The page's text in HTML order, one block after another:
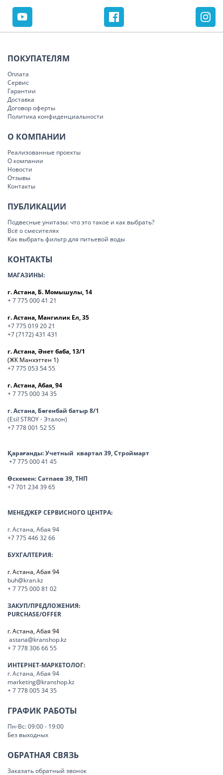
ПОКУПАТЕЛЯМ
Оплата
Сервис
Гарантии
Доставка
Договор оферты
Политика конфиденциальности
О КОМПАНИИ
Реализованные проекты
О компании
Новости
Отзывы
Контакты
ПУБЛИКАЦИИ
Подвесные унитазы: что это такое и как выбрать?
Всё о смесителях
Как выбрать фильтр для питьевой воды
КОНТАКТЫ
МАГАЗИНЫ:
г. Астана, Б. Момышулы, 14
+ 7 775 000 41 21
г. Астана, Мангилик Ел, 35
+7 775 019 20 21
+7 (7172) 431 431
г. Астана, Әнет баба, 13/1
(ЖК Манхэттен 1)
+7 775 053 54 55
г. Астана, Абая, 94
+ 7 775 000 34 35
г. Астана, Бөгенбай батыр 8/1
(Esil STROY - Эталон)
+7 778 001 52 55
Қарағанды:Учетный квартал 39, Строймарт
+7 775 000 41 45
Өскемен:Сәтпаев 39, ТНП
+7 701 234 39 65
МЕНЕДЖЕР СЕРВИСНОГО ЦЕНТРА:
г. Астана, Абая 94
+7 775 446 32 66
БУХГАЛТЕРИЯ:
г. Астана, Абая 94
buh@kran.kz
+ 7 775 000 81 02
ЗАКУП/ПРЕДЛОЖЕНИЯ:
PURCHASE/OFFER
г. Астана, Абая 94
astana@kranshop.kz
+ 7 778 306 66 55
ИНТЕРНЕТ-МАРКЕТОЛОГ:
г. Астана, Абая 94
marketing@kranshop.kz
+ 7 778 005 34 35
ГРАФИК РАБОТЫ
Пн-Вс: 09:00 - 19:00
Без выходных
ОБРАТНАЯ СВЯЗЬ
Заказать обратный звонок